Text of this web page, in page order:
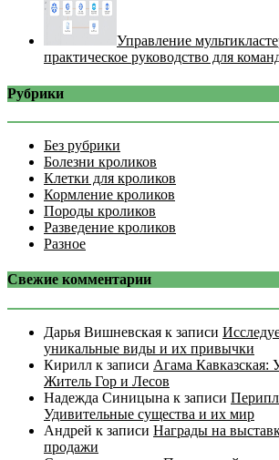
Управление
практическое руководство для
Рубрики
Без рубрики
Болезни кроликов
Клетки для кроликов
Кормление кроликов
Породы кроликов
Разведение кроликов
Разное
Свежие комментарии
Дарья Вишневская к записи
уникальные виды и их привычки
Кирилл к записи Агама Кавказская:
Житель Гор и Лесов
Надежда Синицына к записи
Удивительные существа и их мир
Андрей к записи Награды на
продажи